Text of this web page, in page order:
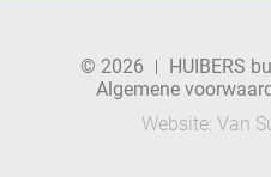
© 2026
HUIBERS
Algemene
Website: Van